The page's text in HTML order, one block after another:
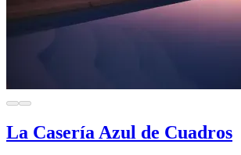
La Casería Azul de Cuadros